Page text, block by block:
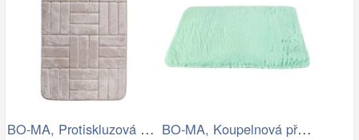
BO-MA, Protiskluzová koupelnová… BO-MA, Koupelnová předložka Rabbit New…